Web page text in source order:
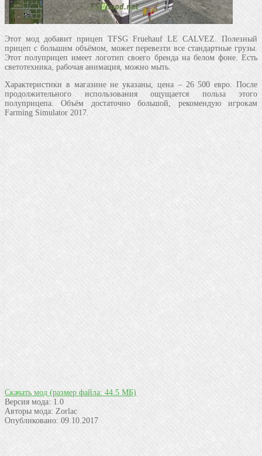
Этот мод добавит прицеп TFSG Fruehauf LE CALVEZ. Полезный
прицеп с большим объёмом, может перевезти все стандартные грузы.
Этот полуприцеп имеет логотип своего бренда на белом фоне. Есть
светотехника, рабочая анимация, можно мыть.
Характеристики в магазине не указаны, цена – 26 500 евро. После
продолжительного использования ощущается польза этого
полуприцепа. Объём достаточно большой, рекомендую игрокам
Farming Simulator 2017.
Скачать мод (размер файла: 44.5 МБ)
Версия мода: 1.0
Авторы мода: Zorlac
Опубликовано: 09.10.2017